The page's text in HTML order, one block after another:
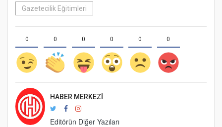
Gazetecilik Eğitimleri
0 0 0 0 0 0
HABER MERKEZI
Editörün Diğer Yazıları